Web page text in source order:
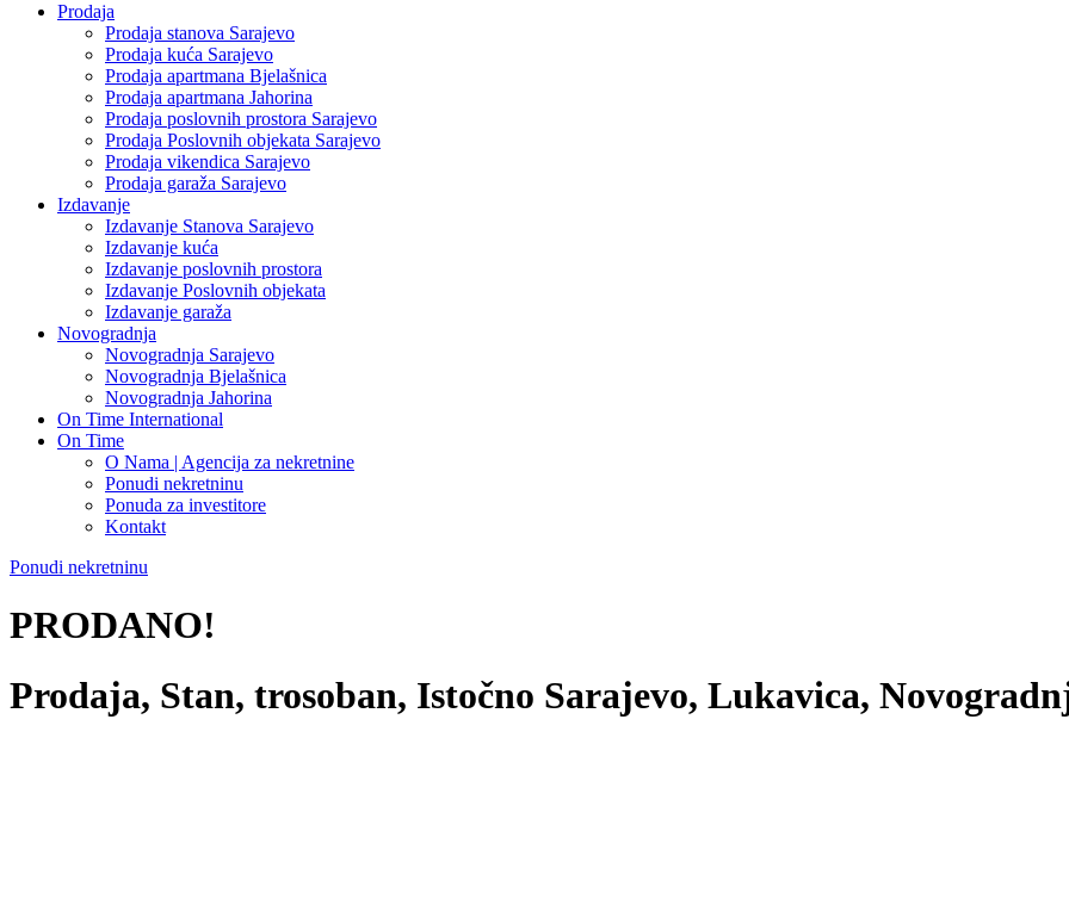
Prodaja
Prodaja stanova Sarajevo
Prodaja kuća Sarajevo
Prodaja apartmana Bjelašnica
Prodaja apartmana Jahorina
Prodaja poslovnih prostora Sarajevo
Prodaja Poslovnih objekata Sarajevo
Prodaja vikendica Sarajevo
Prodaja garaža Sarajevo
Izdavanje
Izdavanje Stanova Sarajevo
Izdavanje kuća
Izdavanje poslovnih prostora
Izdavanje Poslovnih objekata
Izdavanje garaža
Novogradnja
Novogradnja Sarajevo
Novogradnja Bjelašnica
Novogradnja Jahorina
On Time International
On Time
O Nama | Agencija za nekretnine
Ponudi nekretninu
Ponuda za investitore
Kontakt
Ponudi nekretninu
PRODANO!
Prodaja, Stan, trosoban, Istočno Sarajevo, Lukavica,